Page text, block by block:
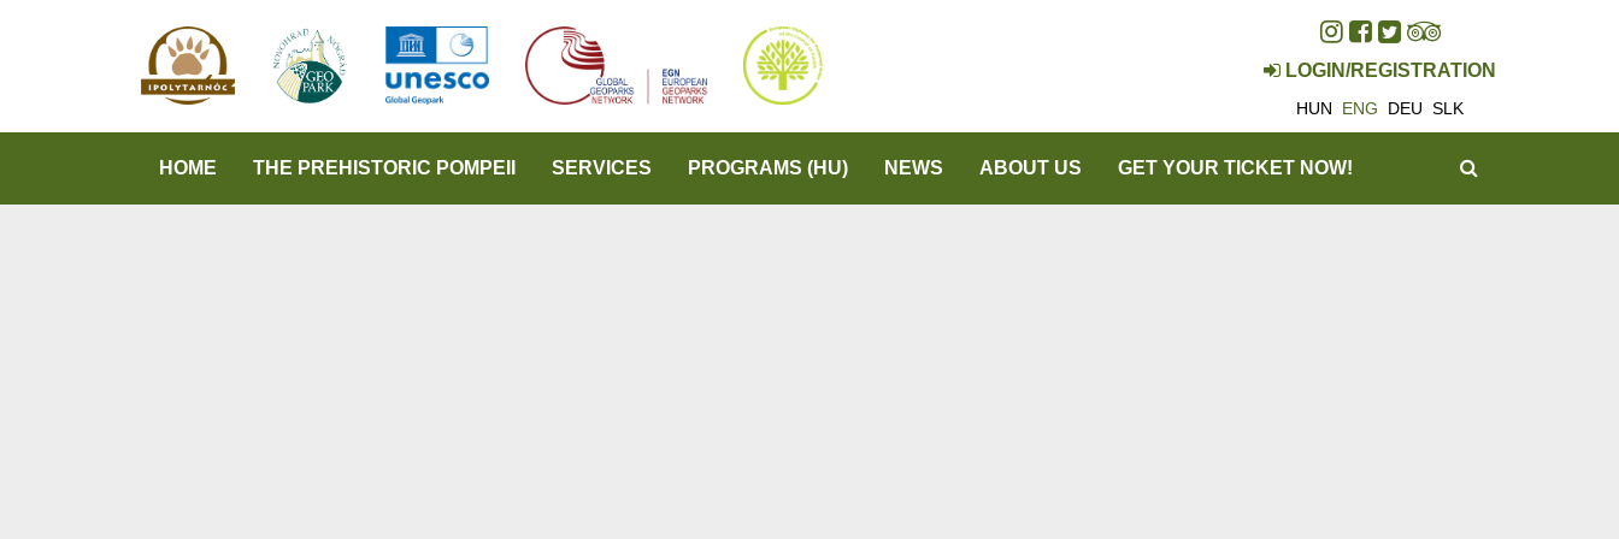
LOGIN/REGISTRATION
HUN ENG DEU SLK
HOME THE PREHISTORIC POMPEII SERVICES PROGRAMS (HU) NEWS ABOUT US GET YOUR TICKET NOW!